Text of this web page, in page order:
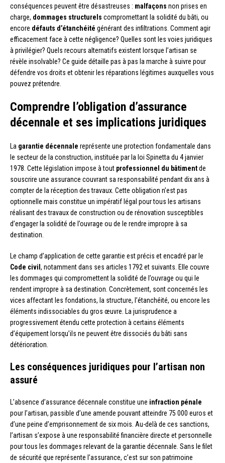
conséquences peuvent être désastreuses : malfaçons non prises en
charge, dommages structurels compromettant la solidité du bâti, ou
encore défauts d’étanchéité générant des infiltrations. Comment agir
efficacement face à cette négligence? Quelles sont les voies juridiques
à privilégier? Quels recours alternatifs existent lorsque l’artisan se
révèle insolvable? Ce guide détaille pas à pas la marche à suivre pour
défendre vos droits et obtenir les réparations légitimes auxquelles vous
pouvez prétendre.
Comprendre l’obligation d’assurance
décennale et ses implications juridiques
La garantie décennale représente une protection fondamentale dans
le secteur de la construction, instituée par la loi Spinetta du 4 janvier
1978. Cette législation impose à tout professionnel du bâtimentde
souscrire une assurance couvrant sa responsabilité pendant dix ans à
compter de la réception des travaux. Cette obligation n’est pas
optionnelle mais constitue un impératif légal pour tous les artisans
réalisant des travaux de construction ou de rénovation susceptibles
d’engager la solidité de l’ouvrage ou de le rendre impropre à sa
destination.
Le champ d’application de cette garantie est précis et encadré par le
Code civil , notamment dans ses articles 1792 et suivants. Elle couvre
les dommages qui compromettent la solidité de l’ouvrage ou qui le
rendent impropre à sa destination. Concrètement, sont concernés les
vices affectant les fondations, la structure, l’étanchéité, ou encore les
éléments indissociables du gros œuvre. La jurisprudence a
progressivement étendu cette protection à certains éléments
d’équipement lorsqu’ils ne peuvent être dissociés du bâti sans
détérioration.
Les conséquences juridiques pour l’artisan non
assuré
L’absence d’assurance décennale constitue une infraction pénale
pour l’artisan, passible d’une amende pouvant atteindre 75 000 euros et
d’une peine d’emprisonnement de six mois. Au-delà de ces sanctions,
l’artisan s’expose à une responsabilité financière directe et personnelle
pour tous les dommages relevant de la garantie décennale. Sans le filet
de sécurité que représente l’assurance, c’est sur son patrimoine